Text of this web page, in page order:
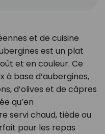
et de cuisine
est un plat
et en couleur. Ce
base d’aubergines,
d’olives et de câpres
qu’en
servi chaud, tiède ou
pour les repas